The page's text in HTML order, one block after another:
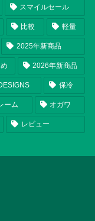
スマイルセール
比較 軽量
2025年新商品
2026年新商品
保冷
ーム オガワ
レビュー